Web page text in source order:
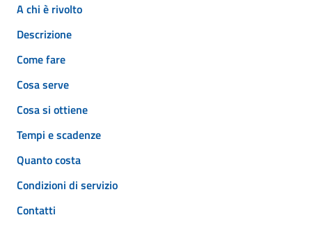
A chi è rivolto
Descrizione
Come fare
Cosa serve
Cosa si ottiene
Tempi e scadenze
Quanto costa
Condizioni di servizio
Contatti